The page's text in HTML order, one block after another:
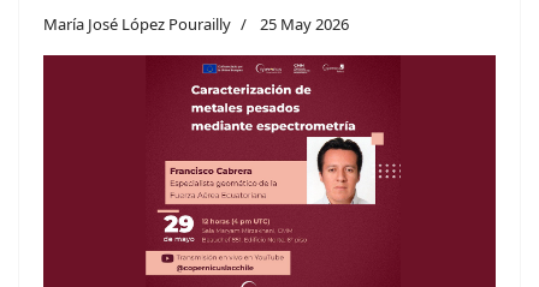
María José López Pourailly 25 May 2026